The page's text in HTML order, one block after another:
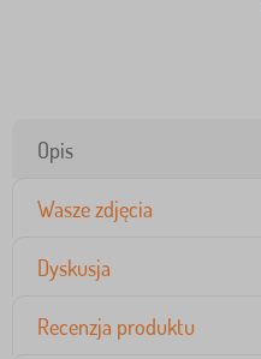
Opis
Wasze zdjęcia
Dyskusja
Recenzja produktu